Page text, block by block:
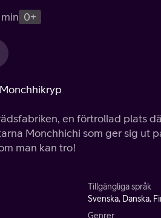
min 0+
en förtrollad plats
Monchhichi som ger sig ut
man kan tro!
Tillgängliga språk
Svenska, Danska,
Genrer